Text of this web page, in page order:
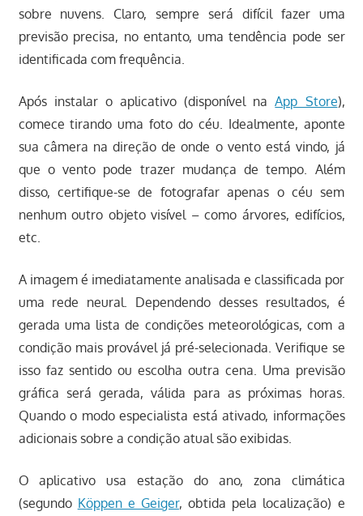
sobre nuvens. Claro, sempre será difícil fazer uma
previsão precisa, no entanto, uma tendência pode ser
identificada com frequência.
Após instalar o aplicativo (disponível naApp Store),
comece tirando uma foto do céu. Idealmente, aponte
sua câmera na direção de onde o vento está vindo, já
que o vento pode trazer mudança de tempo. Além
disso, certifique-se de fotografar apenas o céu sem
nenhum outro objeto visível – como árvores, edifícios,
etc.
A imagem é imediatamente analisada e classificada por
uma rede neural. Dependendo desses resultados, é
gerada uma lista de condições meteorológicas, com a
condição mais provável já pré-selecionada. Verifique se
isso faz sentido ou escolha outra cena. Uma previsão
gráfica será gerada, válida para as próximas horas.
Quando o modo especialista está ativado, informações
adicionais sobre a condição atual são exibidas.
O aplicativo usa estação do ano, zona climática
(segundo Köppen e Geiger, obtida pela localização) e